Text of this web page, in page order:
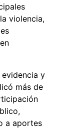
violencia,
evidencia y
más de
a aportes